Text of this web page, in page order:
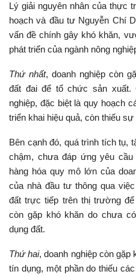
Lý giải nguyên nhân của thực
hoạch và đầu tư Nguyễn Chí
vấn đề chính gây khó khăn,
phát triển của ngành nông
Thứ nhất, doanh nghiệp còn
đất đai để tổ chức sản xuất.
nghiệp, đặc biệt là quy hoạch
triển khai hiệu quả, còn thiếu sự
Bên cạnh đó, quá trình tích tụ,
chậm, chưa đáp ứng yêu
hàng hóa quy mô lớn của
của nhà đầu tư thông qua
đất trực tiếp trên thị trường
còn gặp khó khăn do chưa
dụng đất.
Thứ hai, doanh nghiệp còn gặp
tín dụng, một phần do thiếu